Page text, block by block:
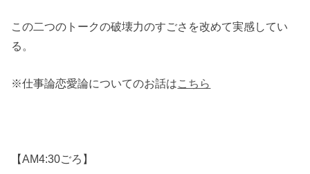
この二つのトークの破壊力のすごさを改めて実感してい
る。
※仕事論恋愛論についてのお話はこちら
【AM4:30ごろ】